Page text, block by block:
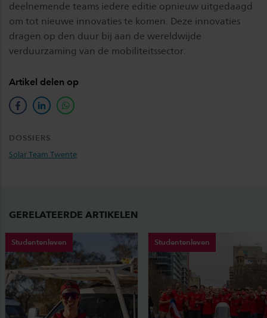
deelnemende teams iedere editie opnieuw uitgedaagd
om tot nieuwe innovaties te komen. Deze innovaties
dragen op den duur bij aan de wereldwijde
verduurzaming van de mobiliteitssector.
Artikel delen op
facebooklinkedinwhatsapp
DOSSIERS
Solar Team Twente
GERELATEERDE ARTIKELEN
Studentenleven Studentenleven